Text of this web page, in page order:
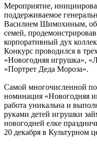
Мероприятие,
поддерживаемое
Василием Шимохиным,
семей,
корпоративный дух
Конкурс проводился в
«Новогодняя игрушка»,
«Портрет Деда Мороза».
Самой многочисленной по
номинация «Новогодняя
работа уникальна и
руками детей игрушки
новогодней елке
20 декабря в